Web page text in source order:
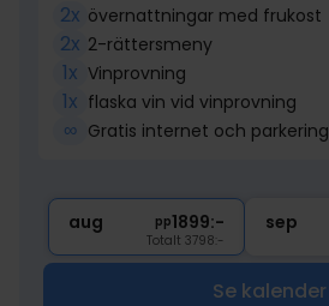
2x övernattningar med frukost
2x 2-rättersmeny
1x Vinprovning
1x flaska vin vid vinprovning
∞ Gratis internet och parkering
aug pp1899:-
Totalt 3798:-
sep
Se kalender